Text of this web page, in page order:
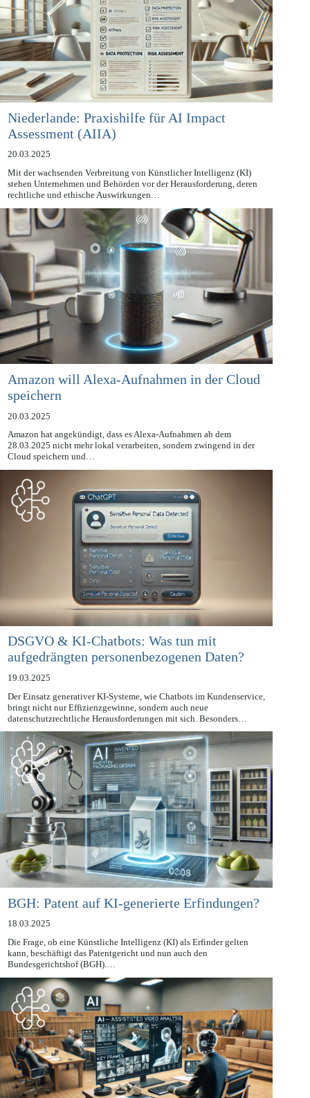
Niederlande: Praxishilfe für AI Impact
Assessment (AIIA)
20.03.2025
Mit der wachsenden Verbreitung von Künstlicher Intelligenz (KI)
stehen Unternehmen und Behörden vor der Herausforderung, deren
rechtliche und ethische Auswirkungen…
Amazon will Alexa-Aufnahmen in der Cloud
speichern
20.03.2025
Amazon hat angekündigt, dass es Alexa-Aufnahmen ab dem
28.03.2025 nicht mehr lokal verarbeiten, sondern zwingend in der
Cloud speichern und…
DSGVO & KI-Chatbots: Was tun mit
aufgedrängten personenbezogenen Daten?
19.03.2025
Der Einsatz generativer KI-Systeme, wie Chatbots im Kundenservice,
bringt nicht nur Effizienzgewinne, sondern auch neue
datenschutzrechtliche Herausforderungen mit sich. Besonders…
BGH: Patent auf KI-generierte Erfindungen?
18.03.2025
Die Frage, ob eine Künstliche Intelligenz (KI) als Erfinder gelten
kann, beschäftigt das Patentgericht und nun auch den
Bundesgerichtshof (BGH).…